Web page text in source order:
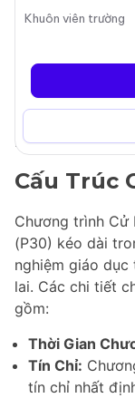
được công
học thuật
sẽ được chuẩn
những kỹ năng
môi trường học
lai của họ.
Cấu Trúc
Chương trình Cử
(P30) kéo dài
nghiệm giáo
lai. Các chi tiết
gồm:
Thời Gian
Tín Chỉ:
tín chỉ nhất
Khuôn viên trường